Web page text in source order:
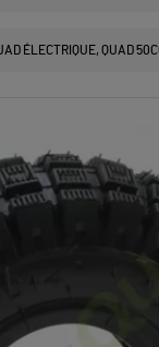
ÉLECTRIQUE, QUAD